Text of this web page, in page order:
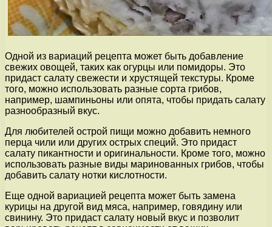
Одной из вариаций рецепта может быть добавление
свежих овощей, таких как огурцы или помидоры. Это
придаст салату свежести и хрустящей текстуры. Кроме
того, можно использовать разные сорта грибов,
например, шампиньоны или опята, чтобы придать салату
разнообразный вкус.
Для любителей острой пищи можно добавить немного
перца чили или других острых специй. Это придаст
салату пикантности и оригинальности. Кроме того, можно
использовать разные виды маринованных грибов, чтобы
добавить салату нотки кислотности.
Еще одной вариацией рецепта может быть замена
курицы на другой вид мяса, например, говядину или
свинину. Это придаст салату новый вкус и позволит